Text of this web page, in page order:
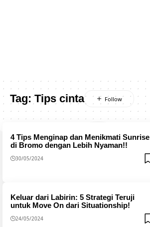
Tag:Tips cinta
4 Tips Menginap dan Menikmati Sunrise
di Bromo dengan Lebih Nyaman!!
30/05/2024
Keluar dari Labirin: 5 Strategi Teruji
untuk Move On dari Situationship!
24/05/2024